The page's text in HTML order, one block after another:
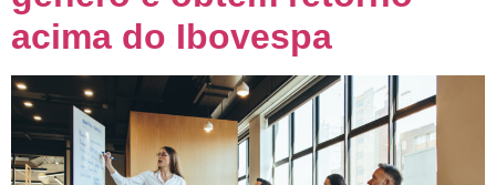
acima do Ibovespa